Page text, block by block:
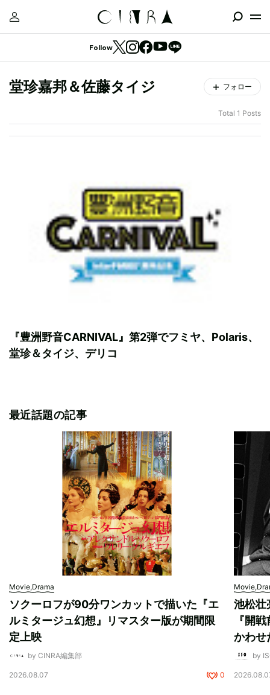
Follow
堂珍嘉邦＆佐藤タイジ フォロー
Total 1 Posts
『豊洲野音CARNIVAL』第2弾でフミヤ、Polaris、
堂珍＆タイジ、デリコ
最近話題の記事
Movie,Drama
ソクーロフが90分ワンカットで描いた『エ
ルミタージュ幻想』リマスター版が期間限
定上映
by CINRA編集部
2026.08.07 0
池松壮
『開
かわせ
by